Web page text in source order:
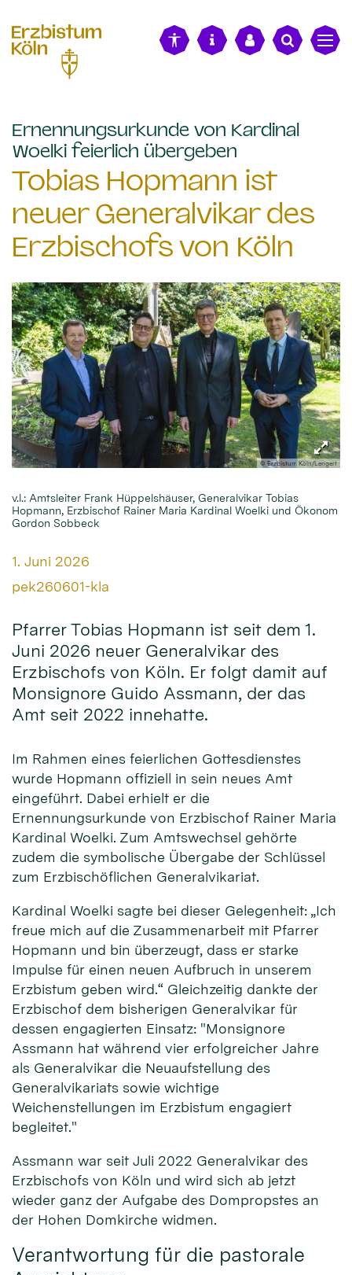
Ernennungsurkunde von Kardinal
Woelki feierlich übergeben
Tobias Hopmann ist
neuer Generalvikar des
Erzbischofs von Köln
© Erzbistum Köln/Lengert
v.l.: Amtsleiter Frank Hüppelshäuser, Generalvikar Tobias
Hopmann, Erzbischof Rainer Maria Kardinal Woelki und Ökonom
Gordon Sobbeck
Datum:
1. Juni 2026
Von:
pek260601-kla
Pfarrer Tobias Hopmann ist seit dem 1.
Juni 2026 neuer Generalvikar des
Erzbischofs von Köln. Er folgt damit auf
Monsignore Guido Assmann, der das
Amt seit 2022 innehatte.
Im Rahmen eines feierlichen Gottesdienstes
wurde Hopmann offiziell in sein neues Amt
eingeführt. Dabei erhielt er die
Ernennungsurkunde von Erzbischof Rainer Maria
Kardinal Woelki. Zum Amtswechsel gehörte
zudem die symbolische Übergabe der Schlüssel
zum Erzbischöflichen Generalvikariat.
Kardinal Woelki sagte bei dieser Gelegenheit: „Ich
freue mich auf die Zusammenarbeit mit Pfarrer
Hopmann und bin überzeugt, dass er starke
Impulse für einen neuen Aufbruch in unserem
Erzbistum geben wird.“ Gleichzeitig dankte der
Erzbischof dem bisherigen Generalvikar für
dessen engagierten Einsatz: "Monsignore
Assmann hat während vier erfolgreicher Jahre
als Generalvikar die Neuaufstellung des
Generalvikariats sowie wichtige
Weichenstellungen im Erzbistum engagiert
begleitet."
Assmann war seit Juli 2022 Generalvikar des
Erzbischofs von Köln und wird sich ab jetzt
wieder ganz der Aufgabe des Dompropstes an
der Hohen Domkirche widmen.
Verantwortung für die pastorale